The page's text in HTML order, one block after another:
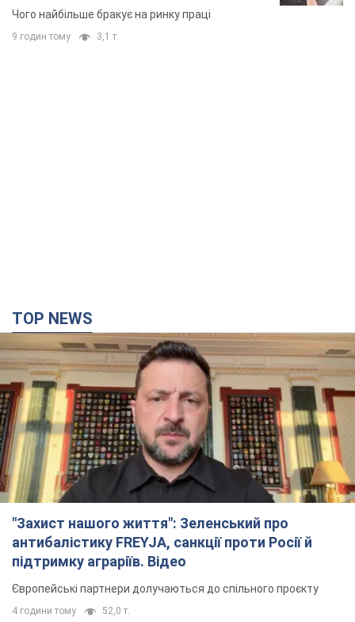
Чого найбільше бракує на ринку праці
9 годин тому 3,1 т.
TOP NEWS
"Захист нашого життя": Зеленський про
антибалістику FREYJA, санкції проти Росії й
підтримку аграріїв. Відео
Європейські партнери долучаються до спільного проєкту
4 години тому 52,0 т.